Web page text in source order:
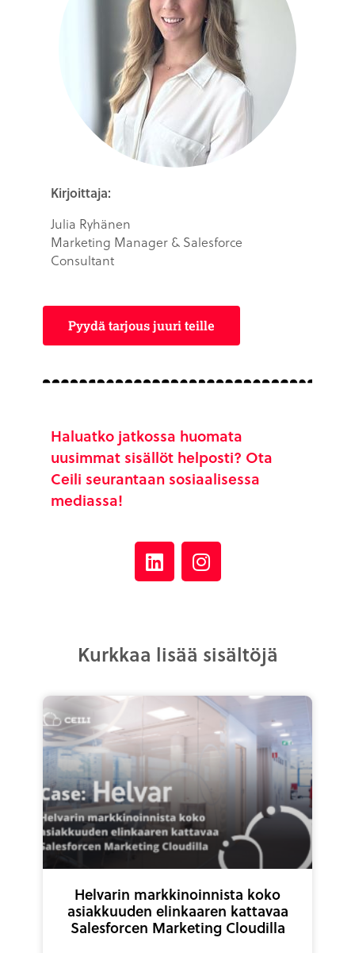
Kirjoittaja:
Julia Ryhänen
Marketing Manager & Salesforce
Consultant
Pyydä tarjous juuri teille
Haluatko jatkossa huomata
uusimmat sisällöt helposti? Ota
Ceili seurantaan sosiaalisessa
mediassa!
Kurkkaa lisää sisältöjä
Helvarin markkinoinnista koko
asiakkuuden elinkaaren kattavaa
Salesforcen Marketing Cloudilla